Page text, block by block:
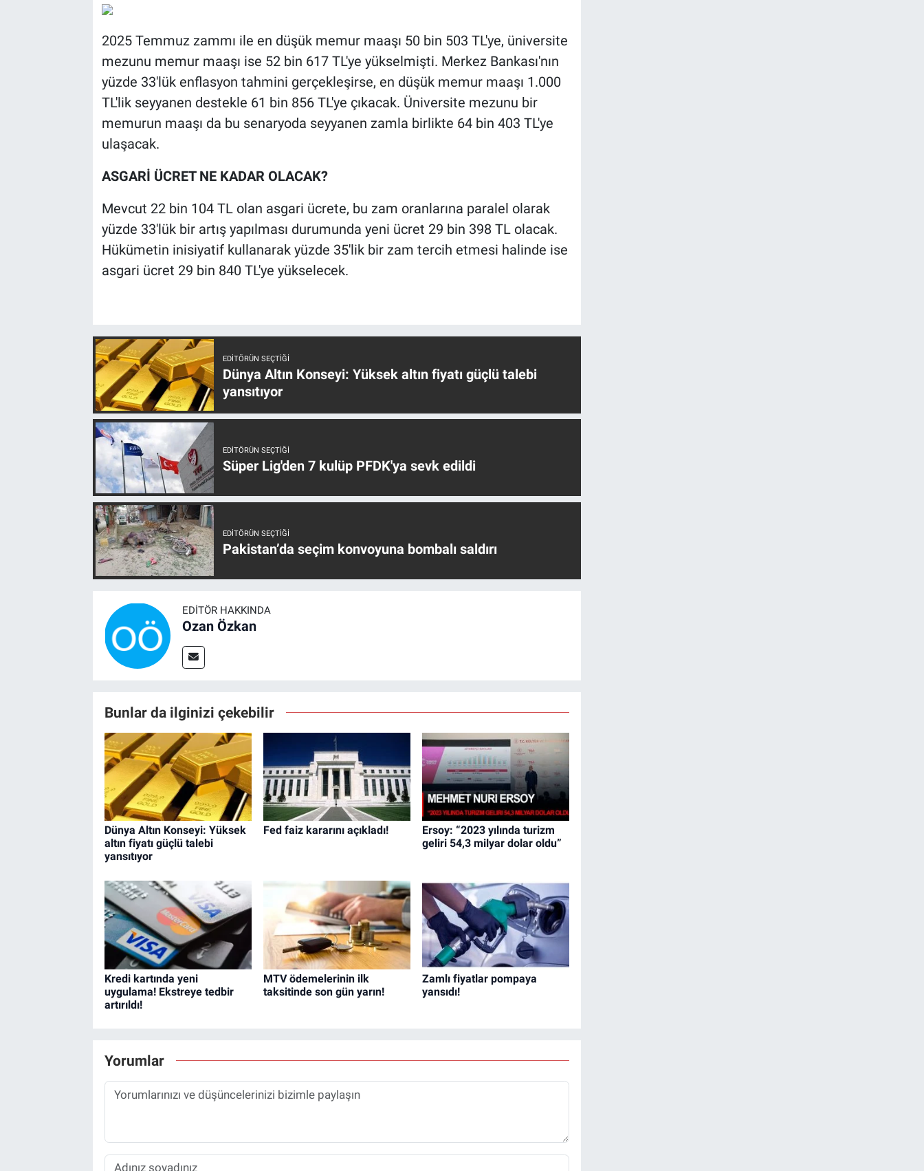
2025 Temmuz zammı ile en düşük memur maaşı 50 bin 503 TL'ye, üniversite
mezunu memur maaşı ise 52 bin 617 TL'ye yükselmişti. Merkez Bankası'nın
yüzde 33'lük enflasyon tahmini gerçekleşirse, en düşük memur maaşı 1.000
TL'lik seyyanen destekle 61 bin 856 TL'ye çıkacak. Üniversite mezunu bir
memurun maaşı da bu senaryoda seyyanen zamla birlikte 64 bin 403 TL'ye
ulaşacak.
ASGARİ ÜCRET NE KADAR OLACAK?
Mevcut 22 bin 104 TL olan asgari ücrete, bu zam oranlarına paralel olarak
yüzde 33'lük bir artış yapılması durumunda yeni ücret 29 bin 398 TL olacak.
Hükümetin inisiyatif kullanarak yüzde 35'lik bir zam tercih etmesi halinde ise
asgari ücret 29 bin 840 TL'ye yükselecek.
EDITÖRÜN SEÇTIĞI
Dünya Altın Konseyi: Yüksek altın fiyatı güçlü talebi
yansıtıyor
EDITÖRÜN SEÇTIĞI
Süper Lig'den 7 kulüp PFDK'ya sevk edildi
EDITÖRÜN SEÇTIĞI
Pakistan’da seçim konvoyuna bombalı saldırı
EDITÖR HAKKINDA
Ozan Özkan
Bunlar da ilginizi çekebilir
Dünya Altın Konseyi: Yüksek
altın fiyatı güçlü talebi
yansıtıyor
Fed faiz kararını açıkladı!
Ersoy: “2023 yılında turizm
geliri 54,3 milyar dolar oldu”
Kredi kartında yeni
uygulama! Ekstreye tedbir
artırıldı!
MTV ödemelerinin ilk
taksitinde son gün yarın!
Zamlı fiyatlar pompaya
yansıdı!
Yorumlar